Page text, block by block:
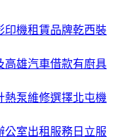
印機租賃品牌乾西裝
高雄汽車借款有廚具
熱泵維修選擇北屯機
公室出租服務日立服